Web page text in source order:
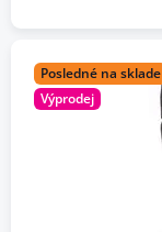
Posledné na sklade
Výprodej